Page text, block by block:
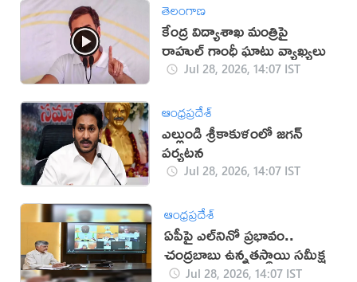
తెలంగాణ
కేంద్ర విద్యాశాఖ మంత్రిపై
రాహుల్ గాంధీ ఘాటు వ్యాఖ్యలు
Jul 28, 2026, 14:07 IST
ఆంధ్రప్రదేశ్
ఎల్లుండి శ్రీకాకుళంలో జగన్
పర్యటన
Jul 28, 2026, 14:07 IST
ఆంధ్రప్రదేశ్
ఏపీపై ఎల్‌నినో ప్రభావం..
చంద్రబాబు ఉన్నతస్థాయి సమీక్ష
Jul 28, 2026, 14:07 IST